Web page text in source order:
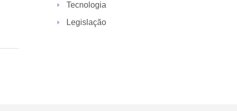
Tecnologia
Legislação